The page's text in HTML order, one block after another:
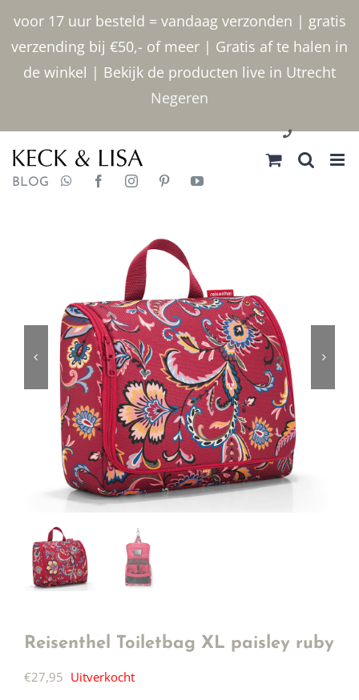
voor 17 uur besteld = vandaag verzonden | gratis
verzending bij €50,- of meer | Gratis af te halen in
de winkel | Bekijk de producten live in Utrecht
Negeren
inhoud
030 2400000
BLOG
Reisenthel Toiletbag XL paisley ruby
€27,95 Uitverkocht